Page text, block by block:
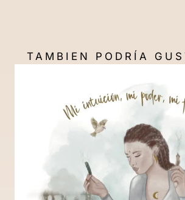
TAMBIEN PODRÍA